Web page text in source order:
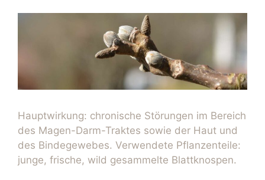
Hauptwirkung: chronische Störungen im Bereich
des Magen-Darm-Traktes sowie der Haut und
des Bindegewebes. Verwendete Pflanzenteile:
junge, frische, wild gesammelte Blattknospen.